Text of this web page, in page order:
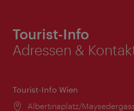
Tourist-Info
Adressen &
Tourist-Info Wien
Ort:
Albertinaplatz/